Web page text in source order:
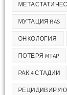
МУТАЦИЯ RAS
ОНКОЛОГИЯ
ПОТЕРЯ MTAP
РАК 4 СТАДИИ